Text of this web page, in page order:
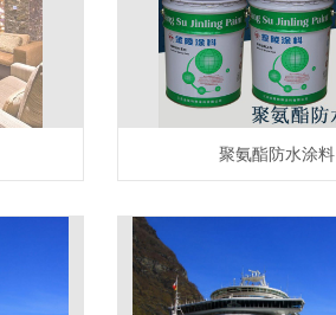
聚氨酯防水涂料